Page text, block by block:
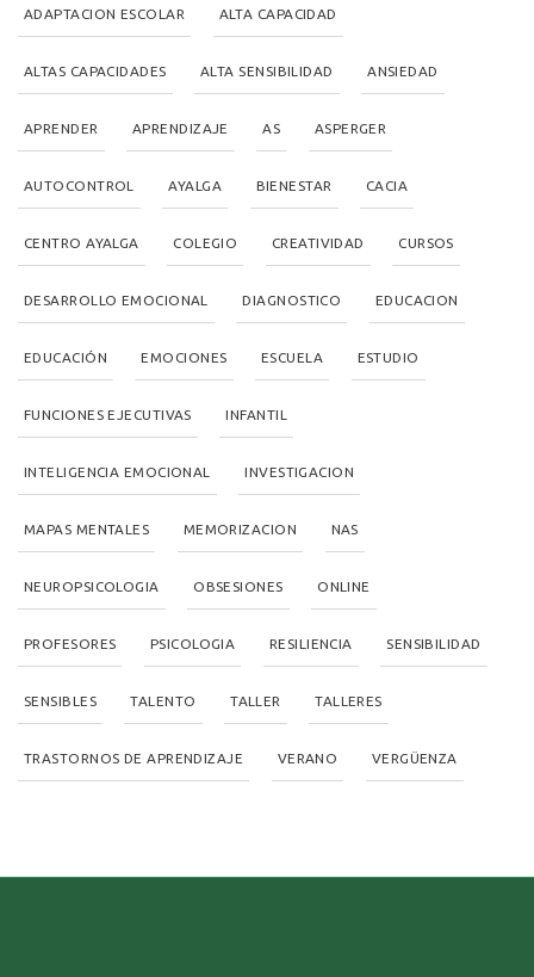
ADAPTACION ESCOLAR ALTA CAPACIDAD
ALTAS CAPACIDADES ALTA SENSIBILIDAD ANSIEDAD
APRENDER APRENDIZAJE AS ASPERGER
AUTOCONTROL AYALGA BIENESTAR CACIA
CENTRO AYALGA COLEGIO CREATIVIDAD CURSOS
DESARROLLO EMOCIONAL DIAGNOSTICO EDUCACION
EDUCACIÓN EMOCIONES ESCUELA ESTUDIO
FUNCIONES EJECUTIVAS INFANTIL
INTELIGENCIA EMOCIONAL INVESTIGACION
MAPAS MENTALES MEMORIZACION NAS
NEUROPSICOLOGIA OBSESIONES ONLINE
PROFESORES PSICOLOGIA RESILIENCIA SENSIBILIDAD
SENSIBLES TALENTO TALLER TALLERES
TRASTORNOS DE APRENDIZAJE VERANO VERGÜENZA